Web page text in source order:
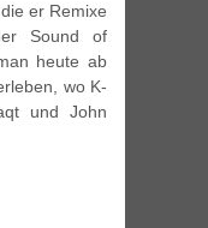
er Remixe
Sound of
heute ab
wo K-
und John